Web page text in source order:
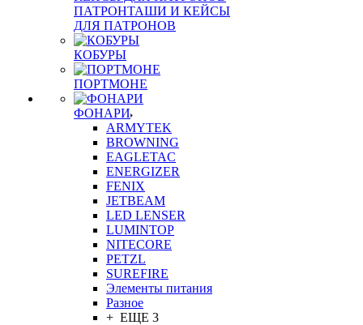
ПАТРОНТАШИ И КЕЙСЫ
ДЛЯ ПАТРОНОВ
КОБУРЫ
ПОРТМОНЕ
ФОНАРИ
ARMYTEK
BROWNING
EAGLETAC
ENERGIZER
FENIX
JETBEAM
LED LENSER
LUMINTOP
NITECORE
PETZL
SUREFIRE
Элементы питания
Разное
+ ЕЩЕ 3